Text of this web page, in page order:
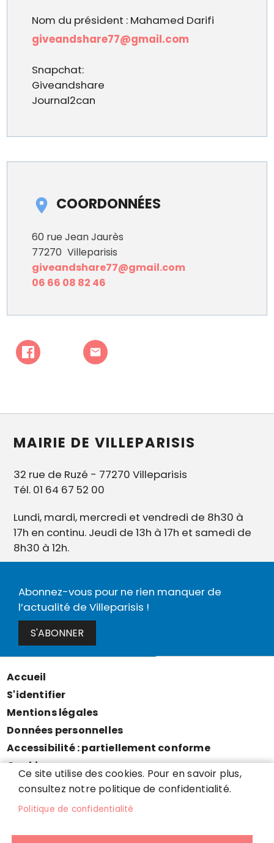
Nom du président : Mahamed Darifi
giveandshare77@gmail.com
Snapchat:
Giveandshare
Journal2can
COORDONNÉES
60 rue Jean Jaurès
77270 Villeparisis
giveandshare77@gmail.com
06 66 08 82 46
MAIRIE DE VILLEPARISIS
32 rue de Ruzé - 77270 Villeparisis
Tél. 01 64 67 52 00
Lundi, mardi, mercredi et vendredi de 8h30 à
17h en continu. Jeudi de 13h à 17h et samedi de
8h30 à 12h.
Abonnez-vous pour ne rien manquer de
l’actualité de Villeparisis !
S'ABONNER
Menu
Pied
de
page
Accueil
S'identifier
Mentions légales
Données personnelles
Accessibilité : partiellement conforme
Cookies
Contact
Plan du site
Ce site utilise des cookies. Pour en savoir plus,
consultez notre politique de confidentialité.
Politique de confidentialité